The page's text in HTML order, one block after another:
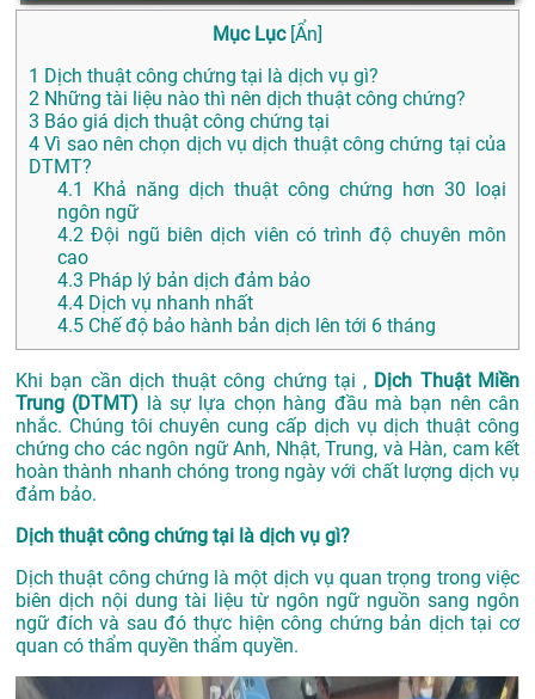
Mục Lục [Ẩn]
1 Dịch thuật công chứng tại là dịch vụ gì?
2 Những tài liệu nào thì nên dịch thuật công chứng?
3 Báo giá dịch thuật công chứng tại
4 Vì sao nên chọn dịch vụ dịch thuật công chứng tại của
DTMT?
4.1
Khả năng dịch thuật công chứng hơn 30 loại
ngôn ngữ
4.2 Đội ngũ biên dịch viên có trình độ chuyên môn
cao
4.3 Pháp lý bản dịch đảm bảo
4.4 Dịch vụ nhanh nhất
4.5 Chế độ bảo hành bản dịch lên tới 6 tháng
Khi bạn cần dịch thuật công chứng tại , Dịch Thuật Miền
Trung (DTMT) là sự lựa chọn hàng đầu mà bạn nên cân
nhắc. Chúng tôi chuyên cung cấp dịch vụ dịch thuật công
chứng cho các ngôn ngữ Anh, Nhật, Trung, và Hàn, cam kết
hoàn thành nhanh chóng trong ngày với chất lượng dịch vụ
đảm bảo.
Dịch thuật công chứng tại là dịch vụ gì?
Dịch thuật công chứng là một dịch vụ quan trọng trong việc
biên dịch nội dung tài liệu từ ngôn ngữ nguồn sang ngôn
ngữ đích và sau đó thực hiện công chứng bản dịch tại cơ
quan có thẩm quyền thẩm quyền.